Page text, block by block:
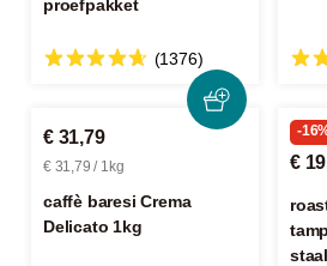
proefpakket
(1376)
€ 31,79
€ 31,79 / 1kg
caffè baresi Crema
Delicato 1kg
-
€
staal